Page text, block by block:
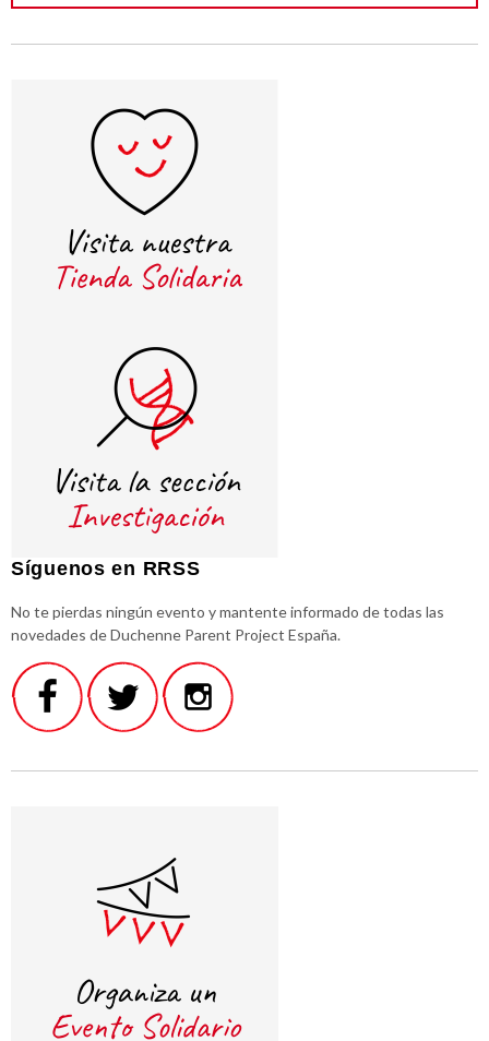
Síguenos en RRSS
No te pierdas ningún evento y mantente informado de todas las
novedades de Duchenne Parent Project España.